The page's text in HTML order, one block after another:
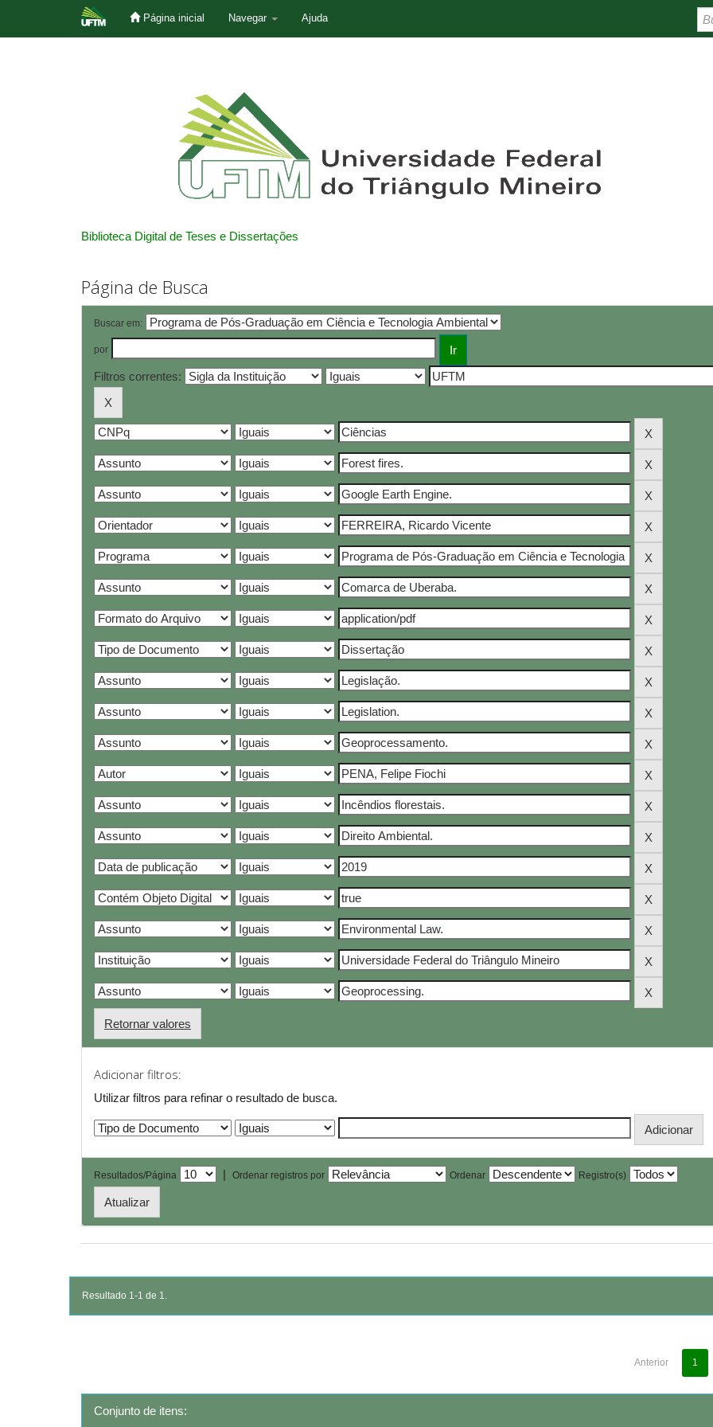
Página inicial Navegar Ajuda
Biblioteca Digital de Teses e Dissertações
Página de Busca
Buscar em:
por
Filtros correntes:
Retornar valores
Adicionar filtros:
Utilizar filtros para refinar o resultado de busca.
Resultados/Página | Ordenar registros por Ordenar Registro(s)
Resultado 1-1 de 1.
Anterior 1
Conjunto de itens: